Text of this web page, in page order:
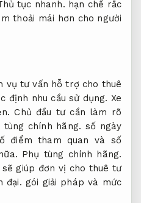
tục nhanh. hạn chế rắc
thoải mái hơn cho người
vụ tư vấn hỗ trợ cho thuê
định nhu cầu sử dụng. Xe
Chủ đầu tư cần làm rõ
tùng chính hãng. số ngày
điểm tham quan và số
Phụ tùng chính hãng.
giúp đơn vị cho thuê tư
đại. gói giải pháp và mức